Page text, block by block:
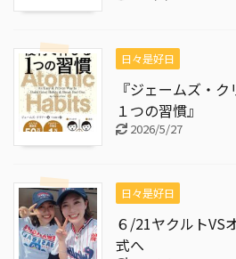
日々是好日
『ジェームズ・
１つの習慣』
2026/5/27
日々是好日
６/21ヤクルトVS
式へ